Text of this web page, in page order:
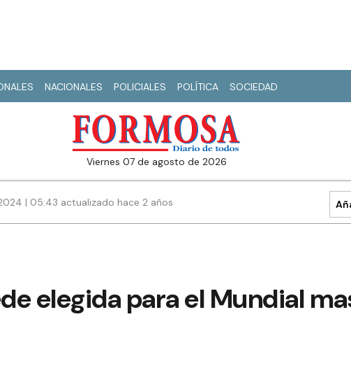
NACIONALES POLICIALES POLÍTICA SOCIEDAD
viernes 07 de agosto de 2026
| 05:43 actualizado hace 2 años
elegida para el Mundial